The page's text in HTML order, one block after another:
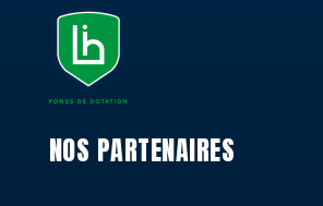
NOS PARTENAIRES